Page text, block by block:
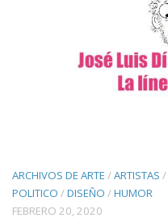
ARCHIVOS DE ARTE /ARTISTAS /
POLITICO /DISEÑO /HUMOR
FEBRERO 20, 2020